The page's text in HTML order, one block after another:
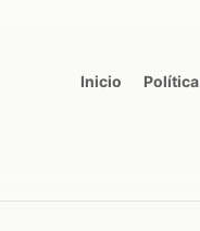
Inicio Política